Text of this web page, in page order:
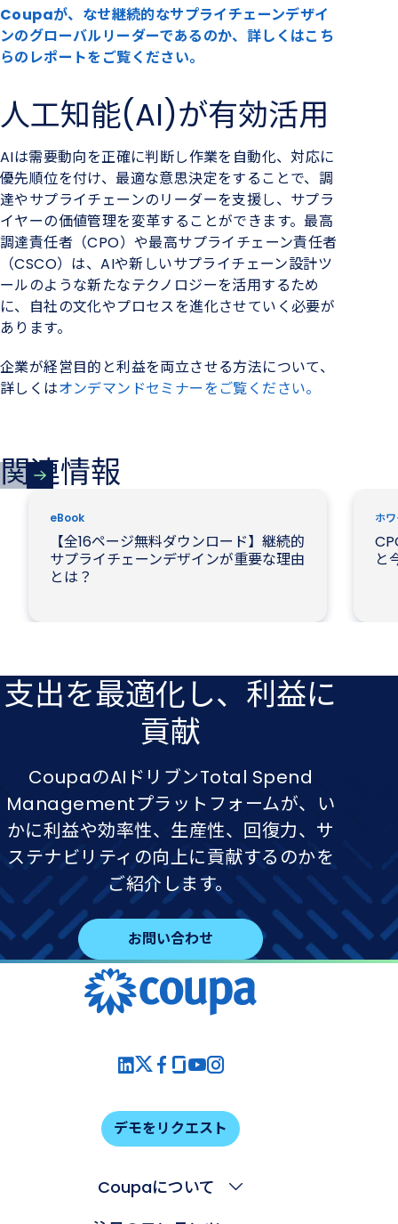
Coupaが、なせ継続的なサプライチェーンデザイ
ンのグローバルリーダーであるのか、詳しくはこち
らのレポートをご覧ください。
人工知能(AI)が有効活用
AIは需要動向を正確に判断し作業を自動化、対応に
優先順位を付け、最適な意思決定をすることで、調
達やサプライチェーンのリーダーを支援し、サプラ
イヤーの価値管理を変革することができます。最高
調達責任者（CPO）や最高サプライチェーン責任者
（CSCO）は、AIや新しいサプライチェーン設計ツ
ールのような新たなテクノロジーを活用するため
に、自社の文化やプロセスを進化させていく必要が
あります。
企業が経営目的と利益を両立させる方法について、
詳しくはオンデマンドセミナーをご覧ください。
関連情報
eBook
【全16ページ無料ダウンロード】継続的
サプライチェーンデザインが重要な理由
とは？
ホ
と
支出を​最適化し、​利益に​
貢献
CoupaのAIドリブンTotal Spend
Managementプラットフォームが、い
かに利益や効率性、生産性、回復力、サ
ステナビリティの向上に貢献するのかを
ご紹介します。
お問い合わせ
デモをリクエスト
Coupaについて